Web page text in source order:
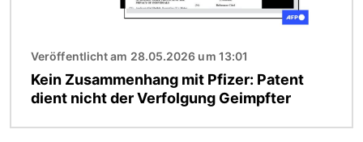
Veröffentlicht am 28.05.2026 um 13:01
Kein Zusammenhang mit Pfizer: Patent
dient nicht der Verfolgung Geimpfter